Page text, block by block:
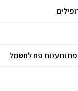
פח ותעלות פח לחשמל